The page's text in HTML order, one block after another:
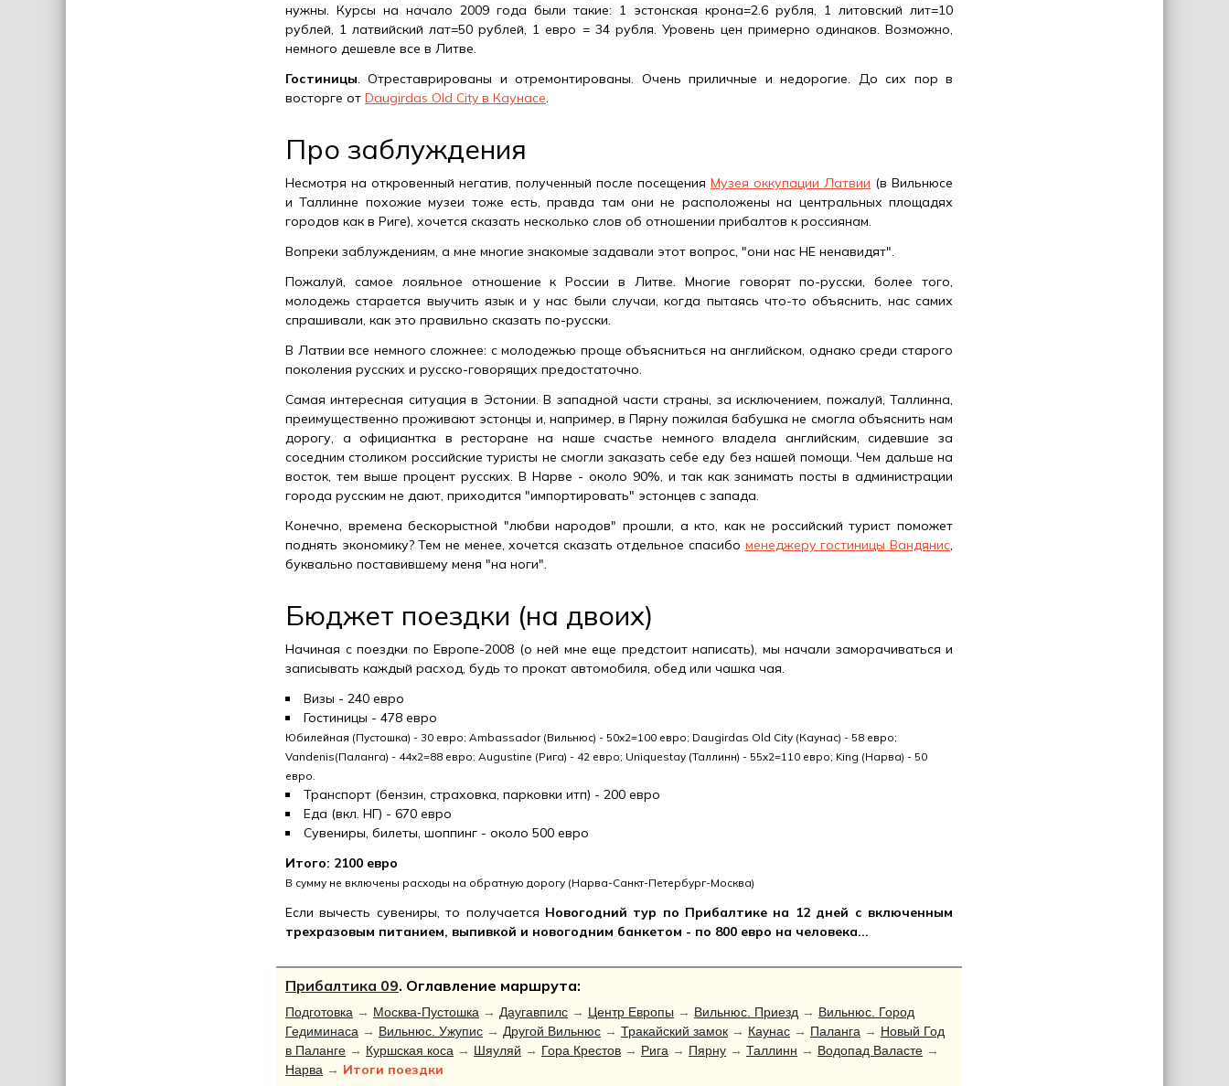
нужны. Курсы на начало 2009 года были такие: 1 эстонская крона=2.6 рубля, 1 литовский лит=10
рублей, 1 латвийский лат=50 рублей, 1 евро = 34 рубля. Уровень цен примерно одинаков. Возможно,
немного дешевле все в Литве.
Гостиницы. Отреставрированы и отремонтированы. Очень приличные и недорогие. До сих пор в
восторге от Daugirdas Old City в Каунасе.
Про заблуждения
Несмотря на откровенный негатив, полученный после посещения Музея оккупации Латвии (в Вильнюсе
и Таллинне похожие музеи тоже есть, правда там они не расположены на центральных площадях
городов как в Риге), хочется сказать несколько слов об отношении прибалтов к россиянам.
Вопреки заблуждениям, а мне многие знакомые задавали этот вопрос, "они нас НЕ ненавидят".
Пожалуй, самое лояльное отношение к России в Литве. Многие говорят по-русски, более того,
молодежь старается выучить язык и у нас были случаи, когда пытаясь что-то объяснить, нас самих
спрашивали, как это правильно сказать по-русски.
В Латвии все немного сложнее: с молодежью проще объясниться на английском, однако среди старого
поколения русских и русско-говорящих предостаточно.
Самая интересная ситуация в Эстонии. В западной части страны, за исключением, пожалуй, Таллинна,
преимущественно проживают эстонцы и, например, в Пярну пожилая бабушка не смогла объяснить нам
дорогу, а официантка в ресторане на наше счастье немного владела английским, сидевшие за
соседним столиком российские туристы не смогли заказать себе еду без нашей помощи. Чем дальше на
восток, тем выше процент русских. В Нарве - около 90%, и так как занимать посты в администрации
города русским не дают, приходится "импортировать" эстонцев с запада.
Конечно, времена бескорыстной "любви народов" прошли, а кто, как не российский турист поможет
поднять экономику? Тем не менее, хочется сказать отдельное спасибо менеджеру гостиницы Вандянис,
буквально поставившему меня "на ноги".
Бюджет поездки (на двоих)
Начиная с поездки по Европе-2008 (о ней мне еще предстоит написать), мы начали заморачиваться и
записывать каждый расход, будь то прокат автомобиля, обед или чашка чая.
Визы - 240 евро
Гостиницы - 478 евро
Юбилейная (Пустошка) - 30 евро; Ambassador (Вильнюс) - 50х2=100 евро; Daugirdas Old City (Каунас) - 58 евро;
Vandenis(Паланга) - 44х2=88 евро; Augustine (Рига) - 42 евро; Uniquestay (Таллинн) - 55х2=110 евро; King (Нарва) - 50
евро.
Транспорт (бензин, страховка, парковки итп) - 200 евро
Еда (вкл. НГ) - 670 евро
Сувениры, билеты, шоппинг - около 500 евро
Итого: 2100 евро
В сумму не включены расходы на обратную дорогу (Нарва-Санкт-Петербург-Москва)
Если вычесть сувениры, то получается Новогодний тур по Прибалтике на 12 дней с включенным
трехразовым питанием, выпивкой и новогодним банкетом - по 800 евро на человека...
Прибалтика 09. Оглавление маршрута:
Подготовка → Москва-Пустошка → Даугавпилс → Центр Европы → Вильнюс. Приезд → Вильнюс. Город
Гедиминаса → Вильнюс. Ужупис → Другой Вильнюс → Тракайский замок → Каунас → Паланга → Новый Год
в Паланге → Куршская коса → Шяуляй → Гора Крестов → Рига → Пярну → Таллинн → Водопад Валасте →
Нарва → Итоги поездки